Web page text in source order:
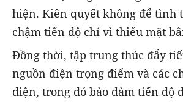
hiện. Kiên quyết không để tình
chậm tiến độ chỉ vì thiếu mặt
Đồng thời, tập trung thúc đẩy
nguồn điện trọng điểm và các
điện, trong đó bảo đảm tiến độ